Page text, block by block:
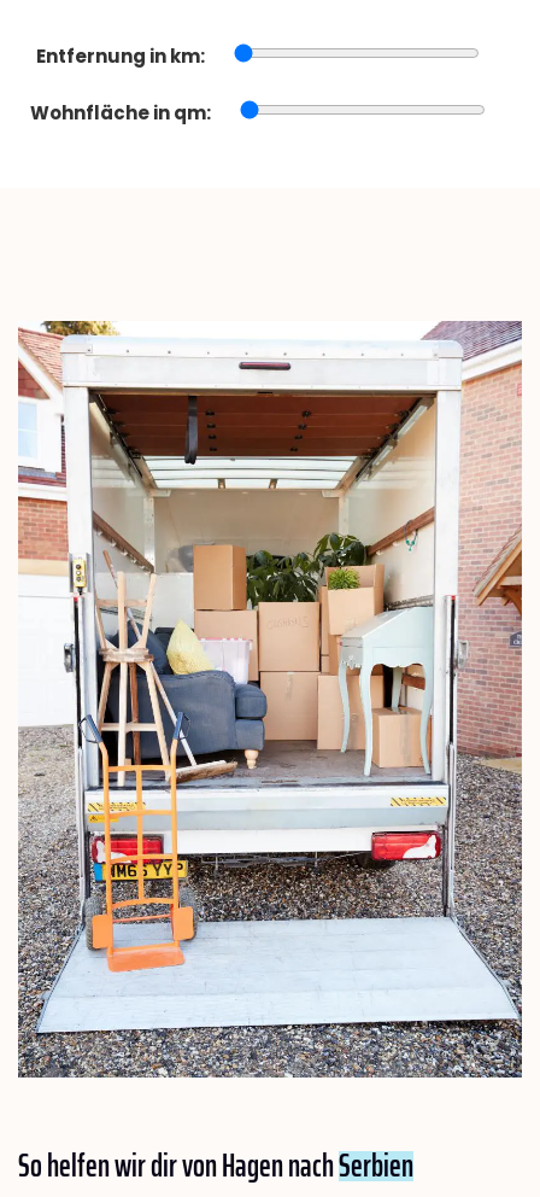
Entfernung in km:
Wohnfläche in qm:
So helfen wir dir von Hagen nachSerbien